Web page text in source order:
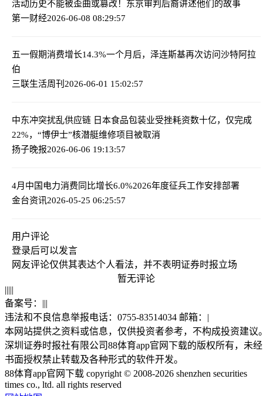
活动历史不能被歪曲或篡改！东京审判后裔讲述他们的故事
第一财经2026-06-08 08:29:57
五一假期消费增长14.3%一个月后，泽连斯基再次访问沙特阿拉
伯
三联生活周刊 2026-06-01 15:02:57
中东冲突扰乱供应链 日本食品包装业受挫耗资数十亿，仅完成
22%，“博伊士”核潜艇维修项目被取消
扬子晚报2026-06-06 19:13:57
4月中国电力消费同比增长6.0%2026年度征兵工作安排部署
金台资讯2026-05-25 06:25:57
用户评论
登录后可以发言
网友评论仅供其表达个人看法，并不表明证券时报立场
暂无评论
|||||
备案号： |||
违法和不良信息举报电话：0755-83514034 邮箱： |
本网站提供之资料或信息，仅供投资者参考，不构成投资建议
深圳证券时报社有限公司88体育app官网下载的版权所有，未经
书面授权禁止转载及各种形式的软件开发。
88体育app官网下载 copyright © 2008-2026 shenzhen securities
times co., ltd. all rights reserved